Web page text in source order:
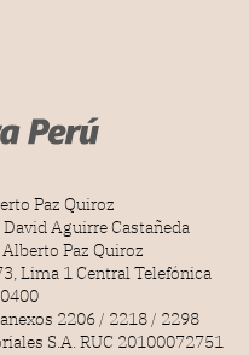
Paz Quiroz
Aguirre Castañeda
Paz Quiroz
Lima 1 Central Telefónica
2206 / 2218 / 2298
S.A. RUC 20100072751